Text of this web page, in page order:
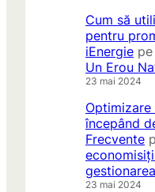
Cum să
pentru
iEnergie pe
Un Erou
23 mai 2024
începând
Frecvente
23 mai 2024